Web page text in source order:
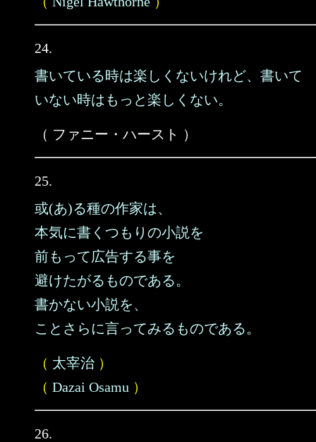
24.
書いている時は楽しくないけれど、書いて
いない時はもっと楽しくない。
（ ファニー・ハースト ）
25.
或(あ)る種の作家は、
本気に書くつもりの小説を
前もって広告する事を
避けたがるものである。
書かない小説を、
ことさらに言ってみるものである。
（ 太宰治 ）
（ Dazai Osamu ）
26.